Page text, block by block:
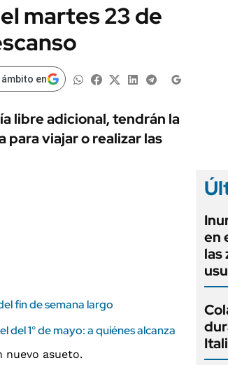
MUNDO
LIFESTYLE
AUTOS
martes 23 de
en
libre adicional, tendrán la
viajar o realizar las
fin de semana largo
1° de mayo: a quiénes alcanza
en
las